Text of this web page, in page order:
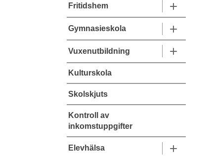
Fritidshem
Gymnasieskola
Vuxenutbildning
Kulturskola
Skolskjuts
Kontroll av
inkomstuppgifter
Elevhälsa